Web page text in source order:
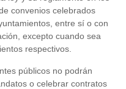
convenios celebrados
entre sí o con
excepto cuando sea
respectivos.
públicos no podrán
o celebrar contratos